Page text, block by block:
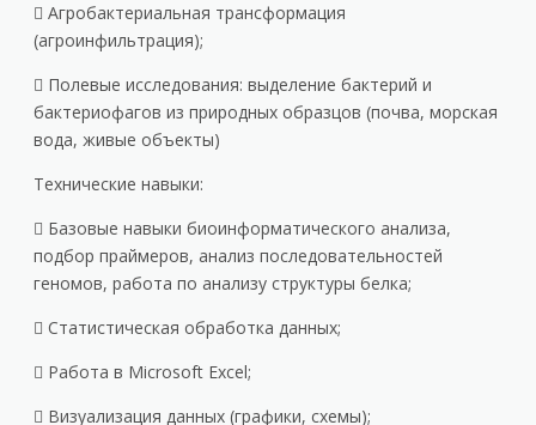
 Агробактериальная трансформация
(агроинфильтрация);
 Полевые исследования: выделение бактерий и
бактериофагов из природных образцов (почва, морская
вода, живые объекты)
Технические навыки:
 Базовые навыки биоинформатического анализа,
подбор праймеров, анализ последовательностей
геномов, работа по анализу структуры белка;
 Статистическая обработка данных;
 Работа в Microsoft Excel;
 Визуализация данных (графики, схемы);